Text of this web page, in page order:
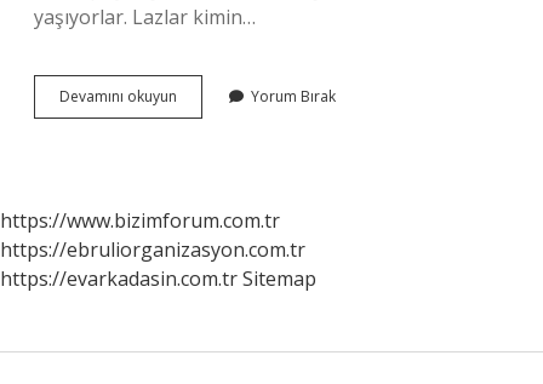
yaşıyorlar. Lazlar kimin…
Devamını okuyun
In
Yorum Bırak
https://www.bizimforum.com.tr
https://ebruliorganizasyon.com.tr
https://evarkadasin.com.trSitemap